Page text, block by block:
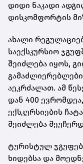
დიდი ნაკადი
დისკომფორტის
ახალი
საექსკურსიო
შეიძლება იყოს,
აეკრძალათ. ამ
დან 400
ექსკურსიების
შეიძლება
ტურისტულ
ხიდებსა და